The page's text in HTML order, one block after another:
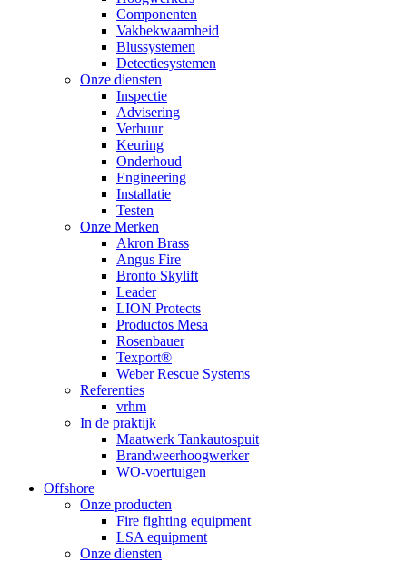
Componenten
Vakbekwaamheid
Blussystemen
Detectiesystemen
Onze diensten
Inspectie
Advisering
Verhuur
Keuring
Onderhoud
Engineering
Installatie
Testen
Onze Merken
Akron Brass
Angus Fire
Bronto Skylift
Leader
LION Protects
Productos Mesa
Rosenbauer
Texport®
Weber Rescue Systems
Referenties
vrhm
In de praktijk
Maatwerk Tankautospuit
Brandweerhoogwerker
WO-voertuigen
Offshore
Onze producten
Fire fighting equipment
LSA equipment
Onze diensten